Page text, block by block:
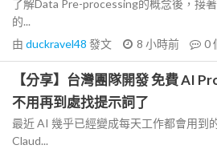
了解Data Pre-processing的概念後，接
的...
由 duckravel48 發文 8 小時前 0
【分享】台灣團隊開發 免費 AI
不用再到處找提示詞了
最近 AI 幾乎已經變成每天工作都會用到
Claud...